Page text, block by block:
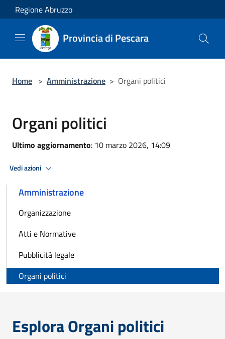
Salta al contenuto principale
Regione Abruzzo
Provincia di Pescara
Home > Amministrazione > Organi politici
Organi politici
Ultimo aggiornamento: 10 marzo 2026, 14:09
Vedi azioni
Amministrazione
Organizzazione
Atti e Normative
Pubblicità legale
Organi politici
Esplora Organi politici